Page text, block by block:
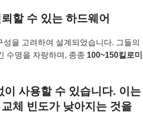
할 수 있는 하드웨어
을 고려하여 설계되었습니다. 그들의
수명을 자랑하며, 종종 100~150킬로미
이 사용할 수 있습니다. 이는
체 빈도가 낮아지는 것을